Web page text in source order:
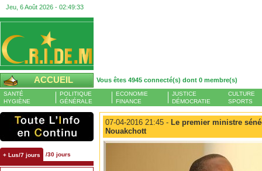
Jeu, 6 Août 2026 - 02:49:34
ACCUEIL Vous êtes 4945 connecté(s) dont 0 membre(s)
SANTÉ
HYGIÈNE
POLITIQUE
GÉNÉRALE
ECONOMIE
FINANCE
JUSTICE
DÉMOCRATIE
CULTURE
SPORTS
+ Lus/7 jours /30 jours
07-04-2016 21:45 - Le premier ministre
Nouakchott